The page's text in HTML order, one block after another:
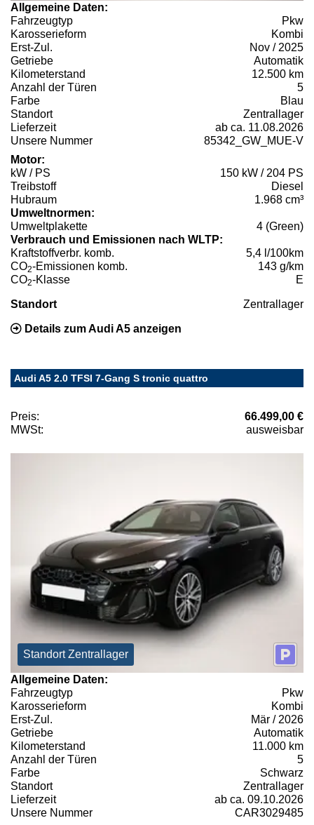
Allgemeine Daten:
Fahrzeugtyp
Pkw
Karosserieform
Kombi
Erst-Zul.
Nov / 2025
Getriebe
Automatik
Kilometerstand
12.500 km
Anzahl der Türen
5
Farbe
Blau
Standort
Zentrallager
Lieferzeit
ab ca. 11.08.2026
Unsere Nummer
85342_GW_MUE-V
Motor:
kW / PS
150 kW / 204 PS
Treibstoff
Diesel
Hubraum
1.968 cm³
Umweltnormen:
Umweltplakette
4 (Green)
Verbrauch und Emissionen nach WLTP:
Kraftstoffverbr. komb.
5,4 l/100km
CO2-Emissionen komb.
143 g/km
CO2-Klasse E
Standort Zentrallager
Details zum Audi A5 anzeigen
Audi A5 2.0 TFSI 7-Gang S tronic quattro
Preis:
66.499,00 €
MWSt:
ausweisbar
Standort Zentrallager
Allgemeine Daten:
Fahrzeugtyp
Pkw
Karosserieform
Kombi
Erst-Zul.
Mär / 2026
Getriebe
Automatik
Kilometerstand
11.000 km
Anzahl der Türen
5
Farbe
Schwarz
Standort
Zentrallager
Lieferzeit
ab ca. 09.10.2026
Unsere Nummer
CAR3029485